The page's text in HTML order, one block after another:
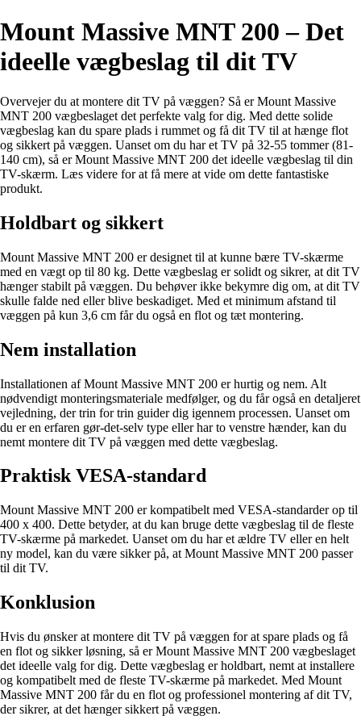
Mount Massive MNT 200 – Det
ideelle vægbeslag til dit TV
Overvejer du at montere dit TV på væggen? Så er Mount Massive
MNT 200 vægbeslaget det perfekte valg for dig. Med dette solide
vægbeslag kan du spare plads i rummet og få dit TV til at hænge flot
og sikkert på væggen. Uanset om du har et TV på 32-55 tommer (81-
140 cm), så er Mount Massive MNT 200 det ideelle vægbeslag til din
TV-skærm. Læs videre for at få mere at vide om dette fantastiske
produkt.
Holdbart og sikkert
Mount Massive MNT 200 er designet til at kunne bære TV-skærme
med en vægt op til 80 kg. Dette vægbeslag er solidt og sikrer, at dit TV
hænger stabilt på væggen. Du behøver ikke bekymre dig om, at dit TV
skulle falde ned eller blive beskadiget. Med et minimum afstand til
væggen på kun 3,6 cm får du også en flot og tæt montering.
Nem installation
Installationen af Mount Massive MNT 200 er hurtig og nem. Alt
nødvendigt monteringsmateriale medfølger, og du får også en detaljeret
vejledning, der trin for trin guider dig igennem processen. Uanset om
du er en erfaren gør-det-selv type eller har to venstre hænder, kan du
nemt montere dit TV på væggen med dette vægbeslag.
Praktisk VESA-standard
Mount Massive MNT 200 er kompatibelt med VESA-standarder op til
400 x 400. Dette betyder, at du kan bruge dette vægbeslag til de fleste
TV-skærme på markedet. Uanset om du har et ældre TV eller en helt
ny model, kan du være sikker på, at Mount Massive MNT 200 passer
til dit TV.
Konklusion
Hvis du ønsker at montere dit TV på væggen for at spare plads og få
en flot og sikker løsning, så er Mount Massive MNT 200 vægbeslaget
det ideelle valg for dig. Dette vægbeslag er holdbart, nemt at installere
og kompatibelt med de fleste TV-skærme på markedet. Med Mount
Massive MNT 200 får du en flot og professionel montering af dit TV,
der sikrer, at det hænger sikkert på væggen.